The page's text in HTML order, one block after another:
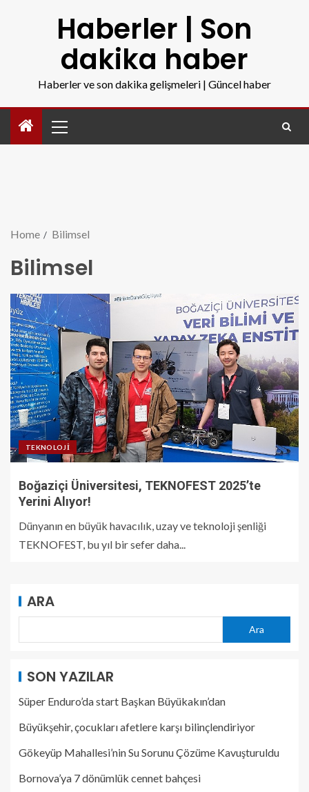
Haberler | Son
dakika haber
Haberler ve son dakika gelişmeleri | Güncel haber
Home Bilimsel
Bilimsel
TEKNOLOJI
Boğaziçi Üniversitesi, TEKNOFEST 2025’te
Yerini Alıyor!
Dünyanın en büyük havacılık, uzay ve teknoloji şenliği
TEKNOFEST, bu yıl bir sefer daha...
ARA
Ara
SON YAZILAR
Süper Enduro’da start Başkan Büyükakın’dan
Büyükşehir, çocukları afetlere karşı bilinçlendiriyor
Gökeyüp Mahallesi’nin Su Sorunu Çözüme Kavuşturuldu
Bornova’ya 7 dönümlük cennet bahçesi